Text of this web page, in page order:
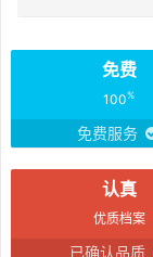
免费
100%
免费服务
认真
优质档案
已确认品质